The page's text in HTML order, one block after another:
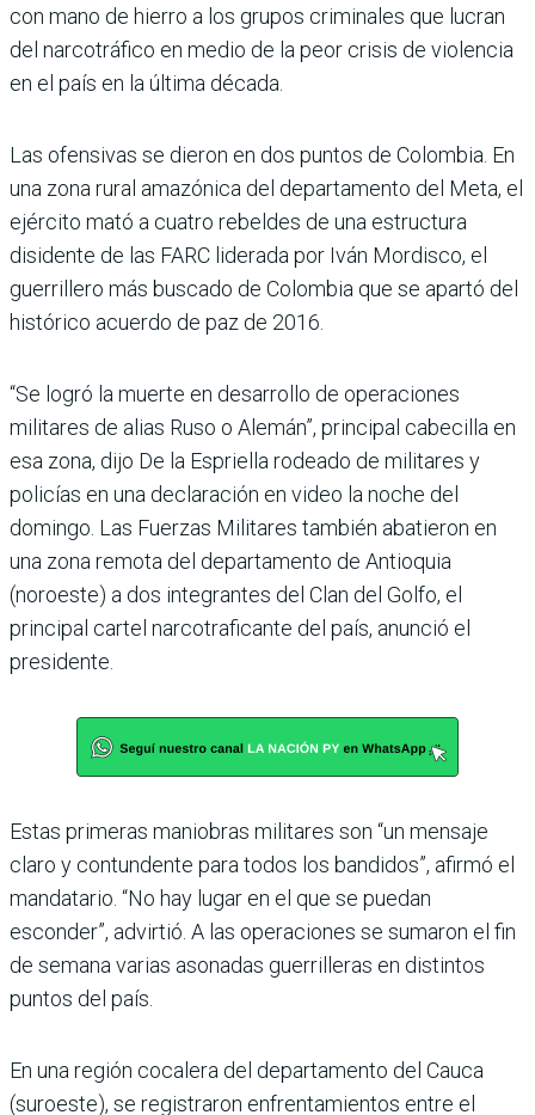
con mano de hierro a los grupos criminales que lucran
del narcotráfico en medio de la peor crisis de violencia
en el país en la última década.
Las ofensivas se dieron en dos puntos de Colombia. En
una zona rural amazónica del departamento del Meta, el
ejército mató a cuatro rebeldes de una estructura
disidente de las FARC liderada por Iván Mordisco, el
guerrillero más buscado de Colombia que se apartó del
histórico acuerdo de paz de 2016.
“Se logró la muerte en desarrollo de operaciones
militares de alias Ruso o Alemán”, principal cabecilla en
esa zona, dijo De la Espriella rodeado de militares y
policías en una declaración en video la noche del
domingo. Las Fuerzas Militares también abatieron en
una zona remota del departamento de Antioquia
(noroeste) a dos integrantes del Clan del Golfo, el
principal cartel narcotraficante del país, anunció el
presidente.
Estas primeras maniobras militares son “un mensaje
claro y contundente para todos los bandidos”, afirmó el
mandatario. “No hay lugar en el que se puedan
esconder”, advirtió. A las operaciones se sumaron el fin
de semana varias asonadas guerrilleras en distintos
puntos del país.
En una región cocalera del departamento del Cauca
(suroeste), se registraron enfrentamientos entre el